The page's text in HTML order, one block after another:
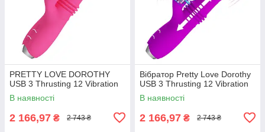
PRETTY LOVE DOROTHY
USB 3 Thrusting 12 Vibration
В наявності
2 166,97 ₴ 2 743 ₴
Вібратор Pretty Love Dorothy
USB 3 Thrusting 12 Vibration
В наявності
2 166,97 ₴ 2 743 ₴